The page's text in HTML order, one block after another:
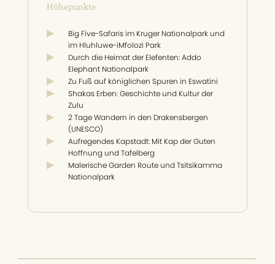
Höhepunkte
Big Five-Safaris im Kruger Nationalpark und
im Hluhluwe-iMfolozi Park
Durch die Heimat der Elefenten: Addo
Elephant Nationalpark
Zu Fuß auf königlichen Spuren in Eswatini
Shakas Erben: Geschichte und Kultur der
Zulu
2 Tage Wandern in den Drakensbergen
(UNESCO)
Aufregendes Kapstadt: Mit Kap der Guten
Hoffnung und Tafelberg
Malerische Garden Route und Tsitsikamma
Nationalpark